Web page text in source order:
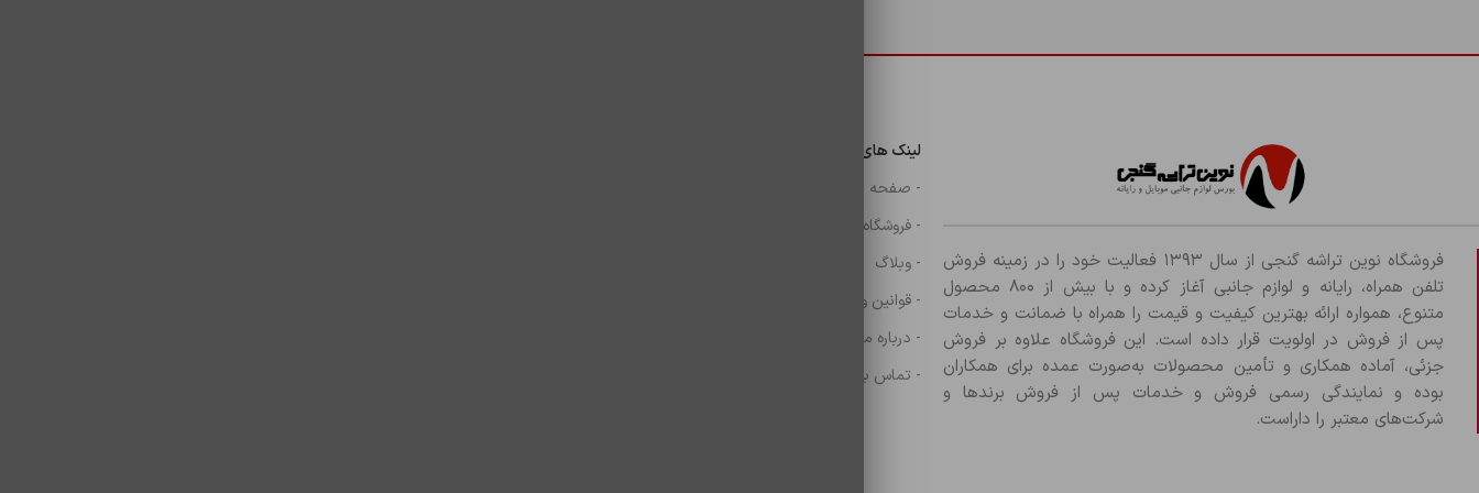
فروشگاه نوین تراشه گنجی از سال ۱۳۹۳ فعالیت خود را در زمینه فروش
تلفن همراه، رایانه و لوازم جانبی آغاز کرده و با بیش از ۸۰۰ محصول
متنوع، همواره ارائه بهترین کیفیت و قیمت را همراه با ضمانت و خدمات
پس از فروش در اولویت قرار داده است. این فروشگاه علاوه بر فروش
جزئی، آماده همکاری و تأمین محصولات به‌صورت عمده برای همکاران
بوده و نمایندگی رسمی فروش و خدمات پس از فروش برندها و
شرکت‌های معتبر را داراست.
لینک های مهم
- صفحه اصلی
- فروشگاه
- وبلاگ
- قوانین و مقررات
- درباره ما
- تماس با ما